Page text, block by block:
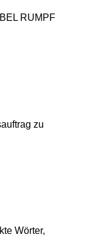
RUMPF
zu
Wörter,